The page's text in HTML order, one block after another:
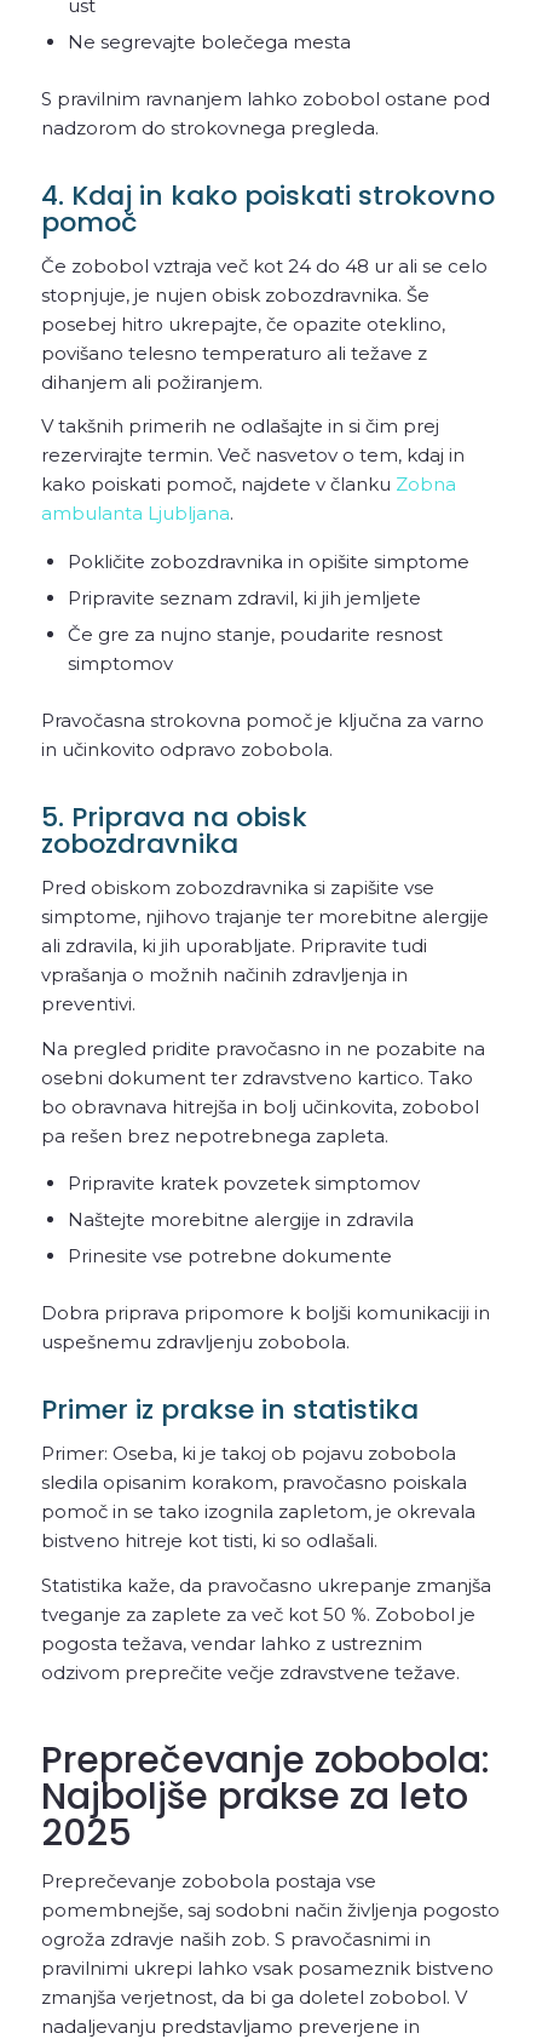
ust
Ne segrevajte bolečega mesta
S pravilnim ravnanjem lahko zobobol ostane pod
nadzorom do strokovnega pregleda.
4. Kdaj in kako poiskati strokovno
pomoč
Če zobobol vztraja več kot 24 do 48 ur ali se celo
stopnjuje, je nujen obisk zobozdravnika. Še
posebej hitro ukrepajte, če opazite oteklino,
povišano telesno temperaturo ali težave z
dihanjem ali požiranjem.
V takšnih primerih ne odlašajte in si čim prej
rezervirajte termin. Več nasvetov o tem, kdaj in
kako poiskati pomoč, najdete v članku Zobna
ambulanta Ljubljana.
Pokličite zobozdravnika in opišite simptome
Pripravite seznam zdravil, ki jih jemljete
Če gre za nujno stanje, poudarite resnost
simptomov
Pravočasna strokovna pomoč je ključna za varno
in učinkovito odpravo zobobola.
5. Priprava na obisk
zobozdravnika
Pred obiskom zobozdravnika si zapišite vse
simptome, njihovo trajanje ter morebitne alergije
ali zdravila, ki jih uporabljate. Pripravite tudi
vprašanja o možnih načinih zdravljenja in
preventivi.
Na pregled pridite pravočasno in ne pozabite na
osebni dokument ter zdravstveno kartico. Tako
bo obravnava hitrejša in bolj učinkovita, zobobol
pa rešen brez nepotrebnega zapleta.
Pripravite kratek povzetek simptomov
Naštejte morebitne alergije in zdravila
Prinesite vse potrebne dokumente
Dobra priprava pripomore k boljši komunikaciji in
uspešnemu zdravljenju zobobola.
Primer iz prakse in statistika
Primer: Oseba, ki je takoj ob pojavu zobobola
sledila opisanim korakom, pravočasno poiskala
pomoč in se tako izognila zapletom, je okrevala
bistveno hitreje kot tisti, ki so odlašali.
Statistika kaže, da pravočasno ukrepanje zmanjša
tveganje za zaplete za več kot 50 %. Zobobol je
pogosta težava, vendar lahko z ustreznim
odzivom preprečite večje zdravstvene težave.
Preprečevanje zobobola:
Najboljše prakse za leto
2025
Preprečevanje zobobola postaja vse
pomembnejše, saj sodobni način življenja pogosto
ogroža zdravje naših zob. S pravočasnimi in
pravilnimi ukrepi lahko vsak posameznik bistveno
zmanjša verjetnost, da bi ga doletel zobobol. V
nadaljevanju predstavljamo preverjene in